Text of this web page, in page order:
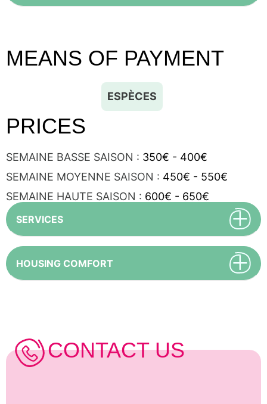
MEANS OF PAYMENT
ESPÈCES
PRICES
SEMAINE BASSE SAISON : 350€ - 400€
SEMAINE MOYENNE SAISON : 450€ - 550€
SEMAINE HAUTE SAISON : 600€ - 650€
SERVICES
HOUSING COMFORT
CONTACT US